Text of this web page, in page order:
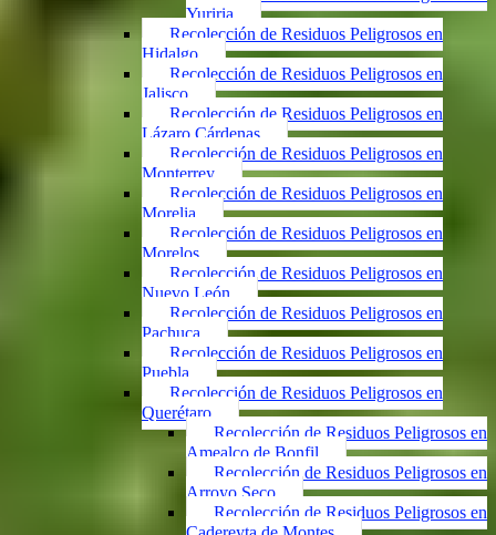
Yuriria
Recolección de Residuos Peligrosos en
Hidalgo
Recolección de Residuos Peligrosos en
Jalisco
Recolección de Residuos Peligrosos en
Lázaro Cárdenas
Recolección de Residuos Peligrosos en
Monterrey
Recolección de Residuos Peligrosos en
Morelia
Recolección de Residuos Peligrosos en
Morelos
Recolección de Residuos Peligrosos en
Nuevo León
Recolección de Residuos Peligrosos en
Pachuca
Recolección de Residuos Peligrosos en
Puebla
Recolección de Residuos Peligrosos en
Querétaro
Recolección de Residuos Peligrosos en
Amealco de Bonfil
Recolección de Residuos Peligrosos en
Arroyo Seco
Recolección de Residuos Peligrosos en